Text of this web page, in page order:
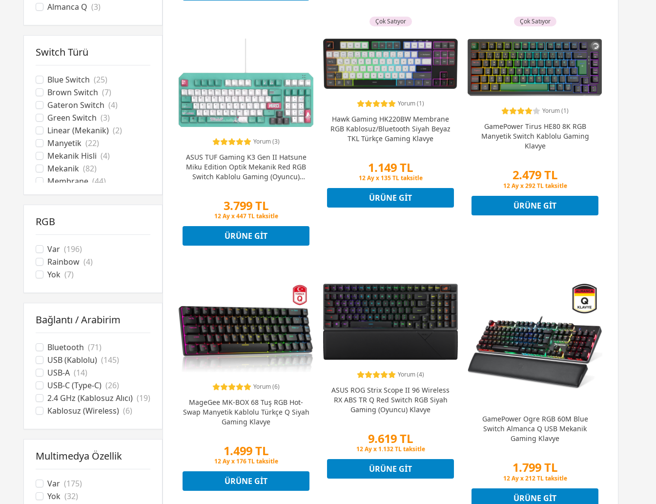
Almanca Q (3)
Switch Türü
Blue Switch (25)
Brown Switch (7)
Gateron Switch (4)
Green Switch (3)
Linear (Mekanik) (2)
Manyetik (22)
Mekanik Hisli (4)
Mekanik (82)
Membrane (44)
Optik Switch (2)
Outemu Switch (4)
Red Switch
ROG RX Switch (1)
ROG NX Switch
Snow Switch
Purple Switch
RGB
Var (196)
Rainbow (4)
Yok (7)
Bağlantı / Arabirim
Bluetooth (71)
USB (Kablolu) (145)
USB-A (14)
USB-C (Type-C) (26)
2.4 GHz (Kablosuz Alıcı) (19)
Kablosuz (Wireless) (6)
Multimedya Özellik
Var (175)
Yok (32)
Yorum (3)
ASUS TUF Gaming K3 Gen II Hatsune
Miku Edition Optik Mekanik Red RGB
Switch Kablolu Gaming (Oyuncu)
3.799 TL
Peşin Fiyatına 3 Taksit
Peşin Fiyatına 3 Taksit
ÜRÜNE GIT
Çok Satıyor
Yorum (1)
Hawk Gaming HK220BW Membrane
RGB Kablosuz/Bluetooth Siyah Beyaz
TKL Türkçe Gaming Klavye
1.149 TL
Peşin Fiyatına 3 Taksit
Peşin Fiyatına 3 Taksit
ÜRÜNE GIT
Çok Satıyor
Yorum (1)
GamePower Tirus HE80 8K RGB
Manyetik Switch Kablolu Gaming
Klavye
2.479 TL
Peşin Fiyatına 3 Taksit
Peşin Fiyatına 3 Taksit
ÜRÜNE GIT
Yorum (6)
MageGee MK-BOX 68 Tuş RGB Hot-
Swap Manyetik Kablolu Türkçe Q Siyah
Gaming Klavye
1.499 TL
Peşin Fiyatına 3 Taksit
Peşin Fiyatına 3 Taksit
ÜRÜNE GIT
Yorum (4)
ASUS ROG Strix Scope II 96 Wireless
RX ABS TR Q Red Switch RGB Siyah
Gaming (Oyuncu) Klavye
9.619 TL
Peşin Fiyatına 3 Taksit
Peşin Fiyatına 3 Taksit
ÜRÜNE GIT
GamePower Ogre RGB 60M Blue
Switch Almanca Q USB Mekanik
Gaming Klavye
1.799 TL
Peşin Fiyatına 3 Taksit
Peşin Fiyatına 3 Taksit
ÜRÜNE GIT